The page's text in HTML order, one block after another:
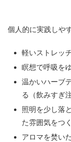
個人的に実践しや
軽いストレッ
瞑想で呼吸を
温かいハーブ
る（飲みすぎ注
照明を少し落
た雰囲気をつ
アロマを焚い